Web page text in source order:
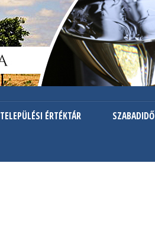
TELEPÜLÉSI ÉRTÉKTÁR SZABADIDŐ